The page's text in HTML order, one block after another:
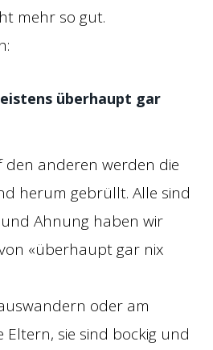
mehr so gut.
überhaupt gar
den anderen werden die
herum gebrüllt. Alle sind
Ahnung haben wir
«überhaupt gar nix
oder am
Eltern, sie sind bockig und